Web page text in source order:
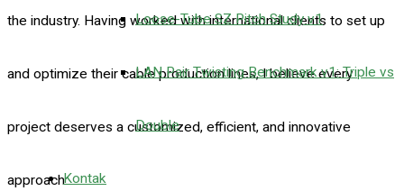
Loose-Tube SZ Pitch Study v1
LAN Pair Twisting Benchmark v1: Triple vs
Double
Kontak
the industry. Having worked with international clients to set up
and optimize their cable production lines, I believe every
project deserves a customized, efficient, and innovative
approach.